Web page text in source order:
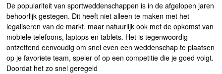
De populariteit van sportweddenschappen is in de afgelopen jaren
behoorlijk gestegen. Dit heeft niet alleen te maken met het
legaliseren van de markt, maar natuurlijk ook met de opkomst van
mobiele telefoons, laptops en tablets. Het is tegenwoordig
ontzettend eenvoudig om snel even een weddenschap te plaatsen
op je favoriete team, speler of op een competitie die je goed volgt.
Doordat het zo snel geregeld